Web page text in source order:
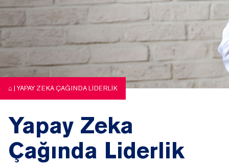
⌂ | YAPAY ZEKA ÇAĞINDA LIDERLIK
Yapay Zeka
Çağında Liderlik